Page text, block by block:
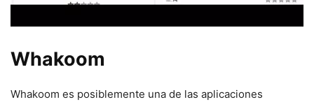
Whakoom
Whakoom es posiblemente una de las aplicaciones